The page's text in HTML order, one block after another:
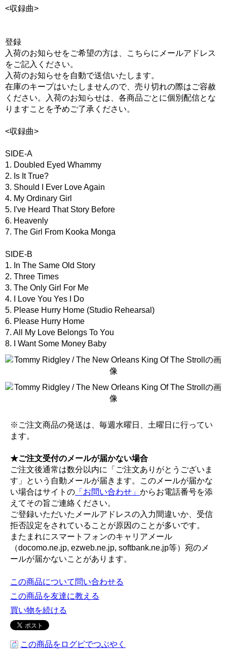
<収録曲>
登録
入荷のお知らせをご希望の方は、こちらにメールアドレス
をご記入ください。
入荷のお知らせを自動で送信いたします。
在庫のキープはいたしませんので、売り切れの際はご容赦
ください。入荷のお知らせは、各商品ごとに個別配信とな
りますことを予めご了承ください。
<収録曲>
SIDE-A
1. Doubled Eyed Whammy
2. Is It True?
3. Should I Ever Love Again
4. My Ordinary Girl
5. I've Heard That Story Before
6. Heavenly
7. The Girl From Kooka Monga
SIDE-B
1. In The Same Old Story
2. Three Times
3. The Only Girl For Me
4. I Love You Yes I Do
5. Please Hurry Home (Studio Rehearsal)
6. Please Hurry Home
7. All My Love Belongs To You
8. I Want Some Money Baby
※ご注文商品の発送は、毎週水曜日、土曜日に行ってい
ます。
★ご注文受付のメールが届かない場合
ご注文後通常は数分以内に「ご注文ありがとうございま
す」という自動メールが届きます。このメールが届かな
い場合はサイトの 「お問い合わせ」 からお電話番号を添
えてその旨ご連絡ください。
ご登録いただいたメールアドレスの入力間違いか、受信
拒否設定をされていることが原因のことが多いです。
またまれにスマートフォンのキャリアメール
（docomo.ne.jp, ezweb.ne.jp, softbank.ne.jp等）宛のメ
ールが届かないことがあります。
この商品について問い合わせる
この商品を友達に教える
買い物を続ける
この商品をログピでつぶやく